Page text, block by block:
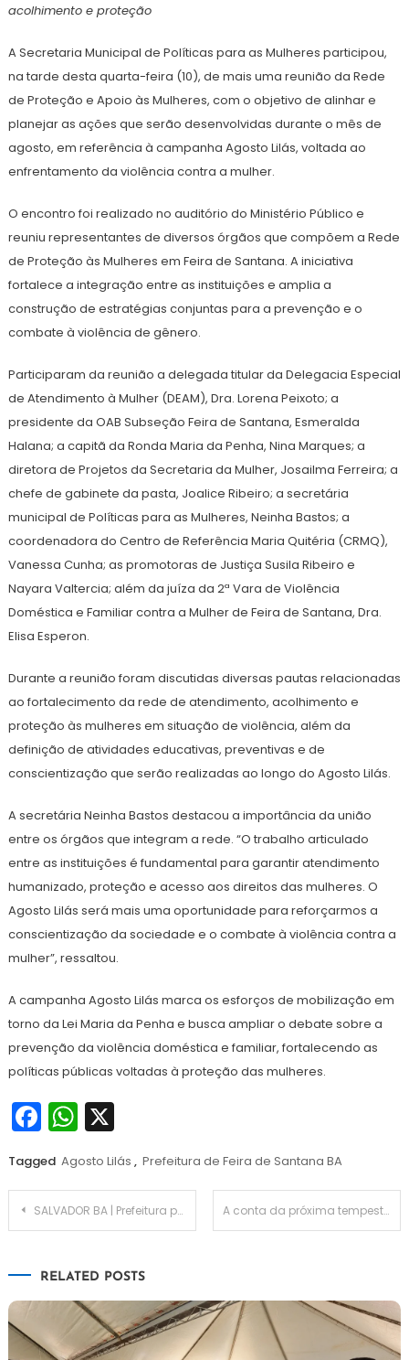
acolhimento e proteção
A Secretaria Municipal de Políticas para as Mulheres participou,
na tarde desta quarta-feira (10), de mais uma reunião da Rede
de Proteção e Apoio às Mulheres, com o objetivo de alinhar e
planejar as ações que serão desenvolvidas durante o mês de
agosto, em referência à campanha Agosto Lilás, voltada ao
enfrentamento da violência contra a mulher.
O encontro foi realizado no auditório do Ministério Público e
reuniu representantes de diversos órgãos que compõem a Rede
de Proteção às Mulheres em Feira de Santana. A iniciativa
fortalece a integração entre as instituições e amplia a
construção de estratégias conjuntas para a prevenção e o
combate à violência de gênero.
Participaram da reunião a delegada titular da Delegacia Especial
de Atendimento à Mulher (DEAM), Dra. Lorena Peixoto; a
presidente da OAB Subseção Feira de Santana, Esmeralda
Halana; a capitã da Ronda Maria da Penha, Nina Marques; a
diretora de Projetos da Secretaria da Mulher, Josailma Ferreira; a
chefe de gabinete da pasta, Joalice Ribeiro; a secretária
municipal de Políticas para as Mulheres, Neinha Bastos; a
coordenadora do Centro de Referência Maria Quitéria (CRMQ),
Vanessa Cunha; as promotoras de Justiça Susila Ribeiro e
Nayara Valtercia; além da juíza da 2ª Vara de Violência
Doméstica e Familiar contra a Mulher de Feira de Santana, Dra.
Elisa Esperon.
Durante a reunião foram discutidas diversas pautas relacionadas
ao fortalecimento da rede de atendimento, acolhimento e
proteção às mulheres em situação de violência, além da
definição de atividades educativas, preventivas e de
conscientização que serão realizadas ao longo do Agosto Lilás.
A secretária Neinha Bastos destacou a importância da união
entre os órgãos que integram a rede. “O trabalho articulado
entre as instituições é fundamental para garantir atendimento
humanizado, proteção e acesso aos direitos das mulheres. O
Agosto Lilás será mais uma oportunidade para reforçarmos a
conscientização da sociedade e o combate à violência contra a
mulher”, ressaltou.
A campanha Agosto Lilás marca os esforços de mobilização em
torno da Lei Maria da Penha e busca ampliar o debate sobre a
prevenção da violência doméstica e familiar, fortalecendo as
políticas públicas voltadas à proteção das mulheres.
Facebook
WhatsApp
X
Tagged Agosto Lilás , Prefeitura de Feira de Santana BA
Navegação
SALVADOR BA | Prefeitura participa de um dos principais encontros da América Latina sobre turismo sustentável A conta da próxima tempestade: como prefeituras estão se blindando contra o apagão federal de desastres
RELATED POSTS